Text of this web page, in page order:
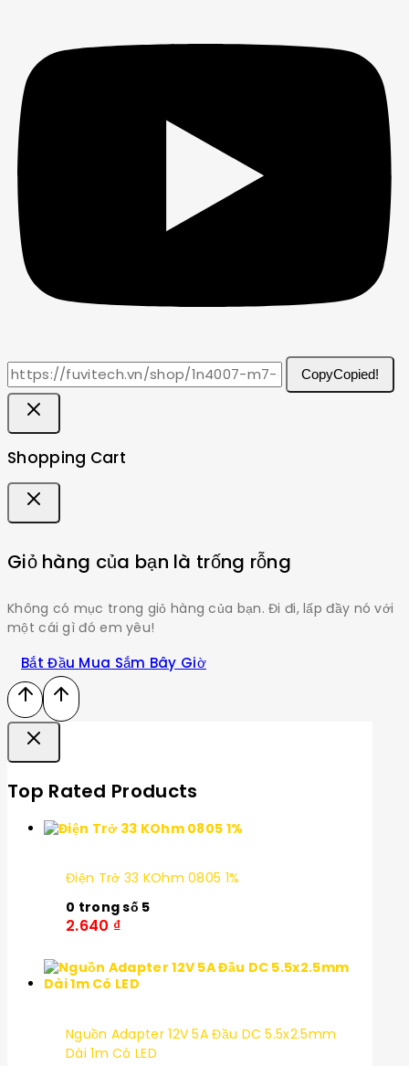
CopyCopied!
Shopping Cart
Giỏ hàng của bạn là trống rỗng
Không có mục trong giỏ hàng của bạn. Đi đi, lấp đầy nó với
một cái gì đó em yêu!
Bắt Đầu Mua Sắm Bây Giờ
Top Rated Products
Điện Trở 33 KOhm 0805 1%
0 trong số 5
2.640 ₫
Nguồn Adapter 12V 5A Đầu DC 5.5x2.5mm
Dài 1m Có LED